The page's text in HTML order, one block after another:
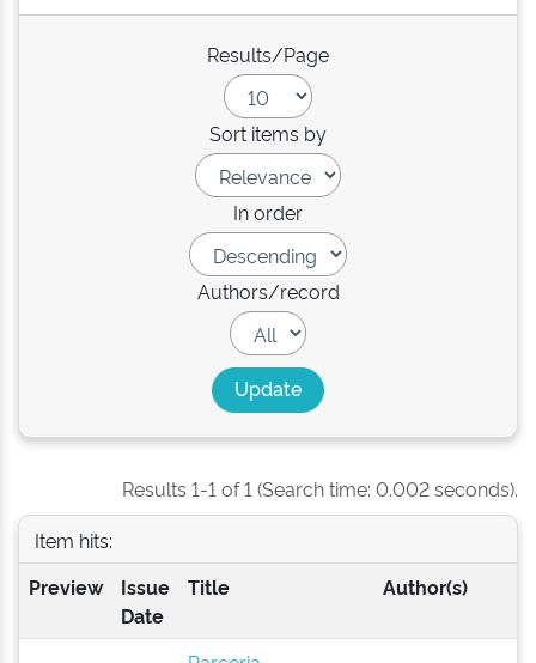
Results/Page
Sort items by
In order
Authors/record
Results 1-1 of 1 (Search time: 0.002 seconds).
Item hits:
Preview
Issue
Date
Title Author(s)